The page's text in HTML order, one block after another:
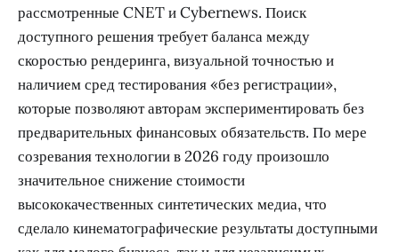
рассмотренные CNET и Cybernews. Поиск
доступного решения требует баланса между
скоростью рендеринга, визуальной точностью и
наличием сред тестирования «без регистрации»,
которые позволяют авторам экспериментировать без
предварительных финансовых обязательств. По мере
созревания технологии в 2026 году произошло
значительное снижение стоимости
высококачественных синтетических медиа, что
сделало кинематографические результаты доступными